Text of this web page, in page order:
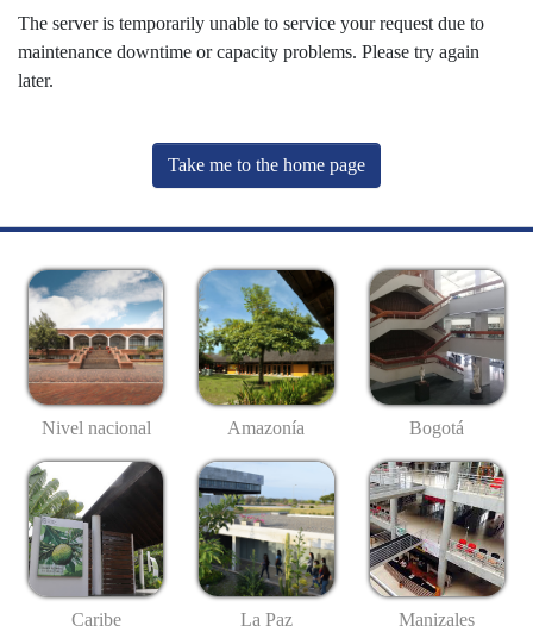
The server is temporarily unable to service your request due to
maintenance downtime or capacity problems. Please try again
later.
Take me to the home page
Nivel nacional Amazonía Bogotá
Caribe La Paz Manizales